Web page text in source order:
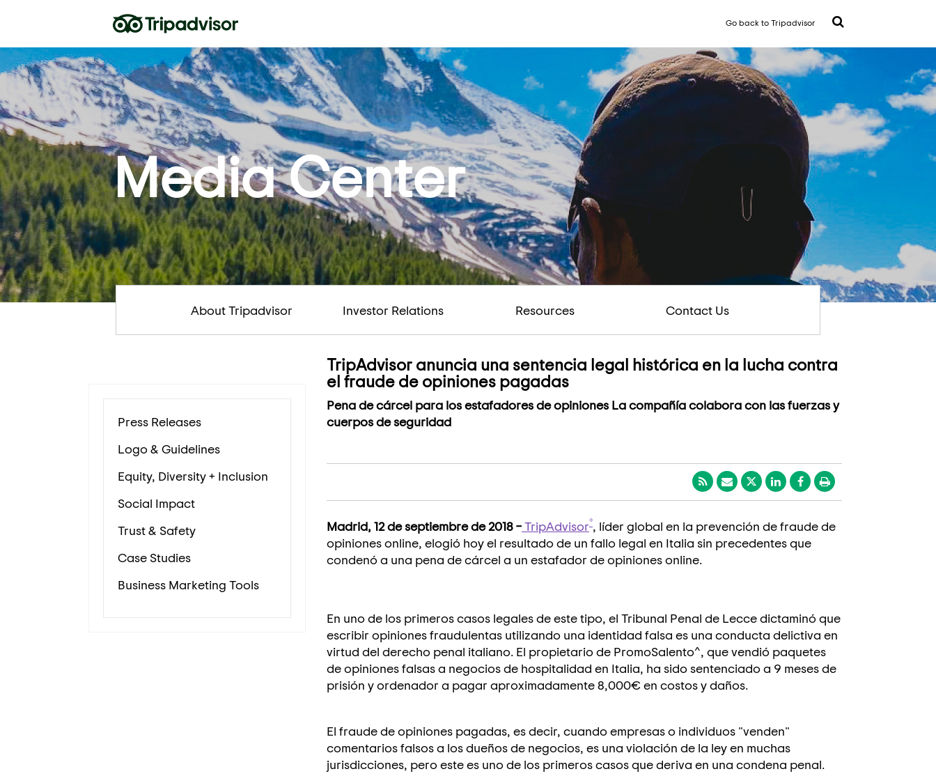
Go back to Tripadvisor
Media Center
About Tripadvisor Investor Relations Resources Contact Us
Press Releases
Logo & Guidelines
Equity, Diversity + Inclusion
Social Impact
Trust & Safety
Case Studies
Business Marketing Tools
TripAdvisor anuncia una sentencia legal histórica en la lucha contra
el fraude de opiniones pagadas
Pena de cárcel para los estafadores de opiniones La compañía colabora con las fuerzas y
cuerpos de seguridad
Madrid, 12 de septiembre de 2018 –TripAdvisor®, líder global en la prevención de fraude de
opiniones online, elogió hoy el resultado de un fallo legal en Italia sin precedentes que
condenó a una pena de cárcel a un estafador de opiniones online.
En uno de los primeros casos legales de este tipo, el Tribunal Penal de Lecce dictaminó que
escribir opiniones fraudulentas utilizando una identidad falsa es una conducta delictiva en
virtud del derecho penal italiano. El propietario de PromoSalento^, que vendió paquetes
de opiniones falsas a negocios de hospitalidad en Italia, ha sido sentenciado a 9 meses de
prisión y ordenador a pagar aproximadamente 8,000€ en costos y daños.
El fraude de opiniones pagadas, es decir, cuando empresas o individuos "venden"
comentarios falsos a los dueños de negocios, es una violación de la ley en muchas
jurisdicciones, pero este es uno de los primeros casos que deriva en una condena penal.